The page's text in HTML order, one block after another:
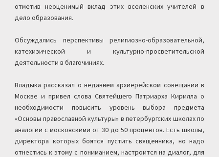
отметив неоценимый вклад этих вселенских учителей в
дело образования.
Обсуждались перспективы религиозно-образовательной,
катехизической и культурно-просветительской
деятельности в благочиниях.
Владыка рассказал о недавнем архиерейском совещании в
Москве и привел слова Святейшего Патриарха Кирилла о
необходимости повысить уровень выбора предмета
«Основы православной культуры» в петербургских школах по
аналогии с московскими от 30 до 50 процентов. Есть школы,
директора которых боятся пустить священника, но надо
отнестись к этому с пониманием, настроится на диалог, для